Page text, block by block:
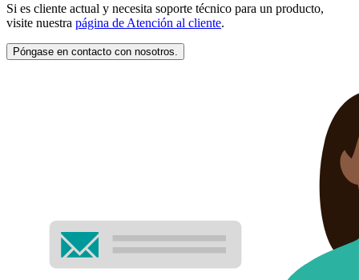
Si es cliente actual y necesita soporte técnico para un producto,
visite nuestra página de Atención al cliente.
Póngase en contacto con nosotros.